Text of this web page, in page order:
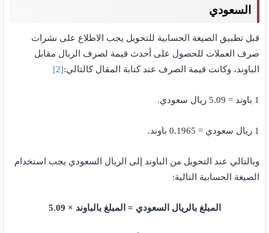
السعودي
قبل تطبيق الصيغة الحسابية للتحويل يجب الاطلاع على نشرات
صرف العملات للحصول على أحدث قيمة لصرف الريال مقابل
الباوند، وكانت قيمة الصرف عند كتابة المقال كالتالي:[2]
1 باوند = 5.09 ريال سعودي.
1 ريال سعودي = 0.1965 باوند.
وبالتالي عند التحويل من الباوند إلى الريال السعودي يجب استخدام
الصيغة الحسابية التالية:
المبلغ بالريال السعودي = المبلغ بالباوند × 5.09